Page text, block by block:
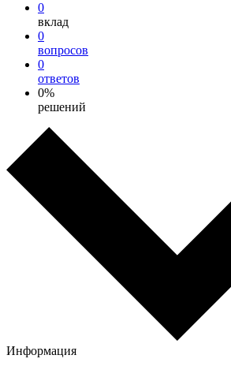
0
вклад
0
вопросов
0
ответов
0%
решений
Информация